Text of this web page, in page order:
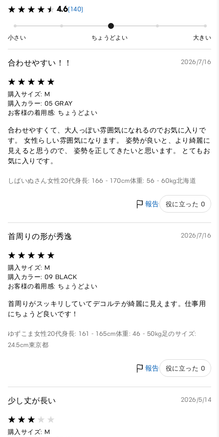
4.6(140)
小さい ちょうどよい 大きい
合わせやすい！！ 2026/7/16
購入サイズ: M
購入カラー: 05 GRAY
お客様の着用感: ちょうどよい
合わせやすくて、大人っぽい雰囲気になれるのでお気に入りで
す。 女性らしい雰囲気になります。 姿勢が良いと、より綺麗に
見えると思うので、 姿勢を正してきたいと思います。 とてもお
気に入りです。
しばいぬさん女性20代身長: 166 - 170cm体重: 56 - 60kg北海道
報告 役に立った 0
首周りの形が秀逸 2026/7/16
購入サイズ: M
購入カラー: 09 BLACK
お客様の着用感: ちょうどよい
首周りがスッキリしていてデコルテが綺麗に見えます。仕事用
にちょうど良いです！
ゆずこま 女性20代身長: 161 - 165cm体重: 46 - 50kg足のサイズ:
24.5cm東京都
報告 役に立った 0
少し丈が長い 2026/5/14
購入サイズ: M